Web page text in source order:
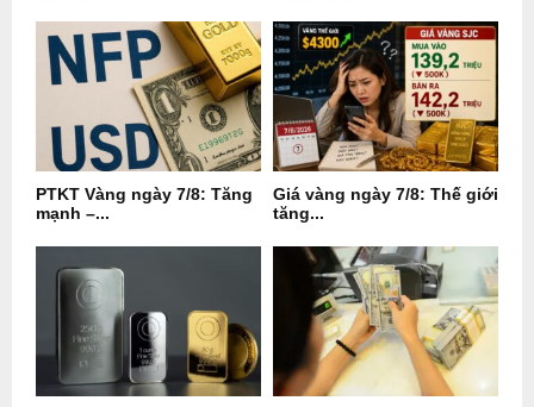
PTKT Vàng ngày 7/8: Tăng
mạnh –...
Giá vàng ngày 7/8: Thế giới
tăng...